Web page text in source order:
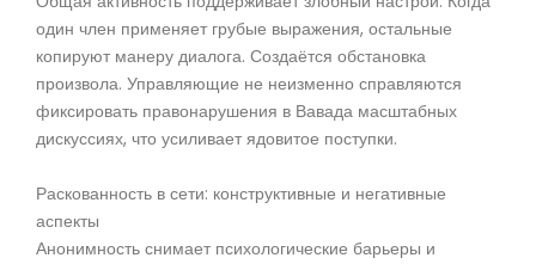
один член применяет грубые выражения, остальные
копируют манеру диалога. Создаётся обстановка
произвола. Управляющие не неизменно справляются
фиксировать правонарушения в Вавада масштабных
дискуссиях, что усиливает ядовитое поступки.
Раскованность в сети: конструктивные и негативные
аспекты
Анонимность снимает психологические барьеры и